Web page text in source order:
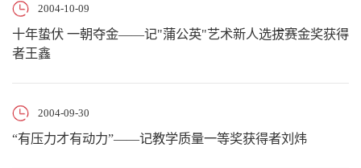
2004-10-09
十年蛰伏 一朝夺金——记"蒲公英"艺术新人选拔赛金奖获得
者王鑫
2004-09-30
“有压力才有动力”——记教学质量一等奖获得者刘炜